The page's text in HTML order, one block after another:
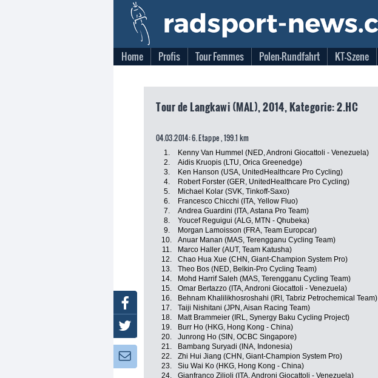
Home Profis Tour Femmes Polen-Rundfahrt KT-Szene
Tour de Langkawi (MAL), 2014, Kategorie: 2.HC
04.03.2014: 6. Etappe , 199.1 km
1. Kenny Van Hummel (NED, Androni Giocattoli - Venezuela)
2.
Aidis Kruopis (LTU, Orica Greenedge)
3.
Ken Hanson (USA, UnitedHealthcare Pro Cycling)
4.
Robert Forster (GER, UnitedHealthcare Pro Cycling)
5.
Michael Kolar (SVK, Tinkoff-Saxo)
6.
Francesco Chicchi (ITA, Yellow Fluo)
7.
Andrea Guardini (ITA, Astana Pro Team)
8.
Youcef Reguigui (ALG, MTN - Qhubeka)
9.
Morgan Lamoisson (FRA, Team Europcar)
10.
Anuar Manan (MAS, Terengganu Cycling Team)
11.
Marco Haller (AUT, Team Katusha)
12.
Chao Hua Xue (CHN, Giant-Champion System Pro)
13.
Theo Bos (NED, Belkin-Pro Cycling Team)
14.
Mohd Harrif Saleh (MAS, Terengganu Cycling Team)
15.
Omar Bertazzo (ITA, Androni Giocattoli - Venezuela)
16.
Behnam Khalilikhosroshahi (IRI, Tabriz Petrochemical Team)
17.
Taiji Nishitani (JPN, Aisan Racing Team)
18.
Matt Brammeier (IRL, Synergy Baku Cycling Project)
19.
Burr Ho (HKG, Hong Kong - China)
20.
Junrong Ho (SIN, OCBC Singapore)
21.
Bambang Suryadi (INA, Indonesia)
22.
Zhi Hui Jiang (CHN, Giant-Champion System Pro)
23.
Siu Wai Ko (HKG, Hong Kong - China)
24.
Gianfranco Zilioli (ITA, Androni Giocattoli - Venezuela)
Facebook
Twitter
Newsletter: